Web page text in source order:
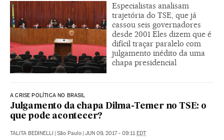
Especialistas analisam
trajetória do TSE, que já
cassou seis governadores
desde 2001 Eles dizem que é
difícil traçar paralelo com
julgamento inédito da uma
chapa presidencial
A CRISE POLÍTICA NO BRASIL
Julgamento da chapa Dilma-Temer no TSE: o
que pode acontecer?
TALITA BEDINELLI | São Paulo | JUN 09, 2017 - 09:11EDT